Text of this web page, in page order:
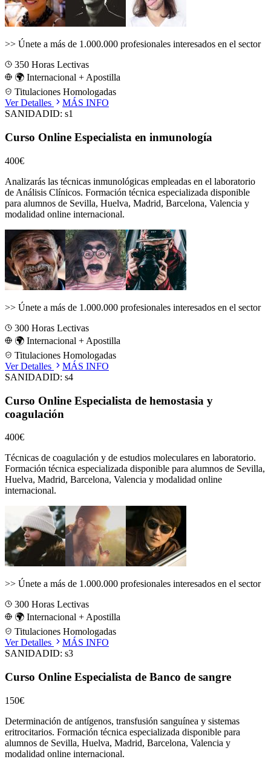
>> Únete a más de 1.000.000 profesionales interesados en el sector
350 Horas Lectivas
🌍 Internacional + Apostilla
Titulaciones Homologadas
Ver Detalles
MÁS INFO
SANIDADID: s1
Curso Online Especialista en inmunología
400€
Analizarás las técnicas inmunológicas empleadas en el laboratorio
de Análisis Clínicos. Formación técnica especializada disponible
para alumnos de Sevilla, Huelva, Madrid, Barcelona, Valencia y
modalidad online internacional.
>> Únete a más de 1.000.000 profesionales interesados en el sector
300 Horas Lectivas
🌍 Internacional + Apostilla
Titulaciones Homologadas
Ver Detalles
MÁS INFO
SANIDADID: s4
Curso Online Especialista de hemostasia y
coagulación
400€
Técnicas de coagulación y de estudios moleculares en laboratorio.
Formación técnica especializada disponible para alumnos de Sevilla,
Huelva, Madrid, Barcelona, Valencia y modalidad online
internacional.
>> Únete a más de 1.000.000 profesionales interesados en el sector
300 Horas Lectivas
🌍 Internacional + Apostilla
Titulaciones Homologadas
Ver Detalles
MÁS INFO
SANIDADID: s3
Curso Online Especialista de Banco de sangre
150€
Determinación de antígenos, transfusión sanguínea y sistemas
eritrocitarios. Formación técnica especializada disponible para
alumnos de Sevilla, Huelva, Madrid, Barcelona, Valencia y
modalidad online internacional.